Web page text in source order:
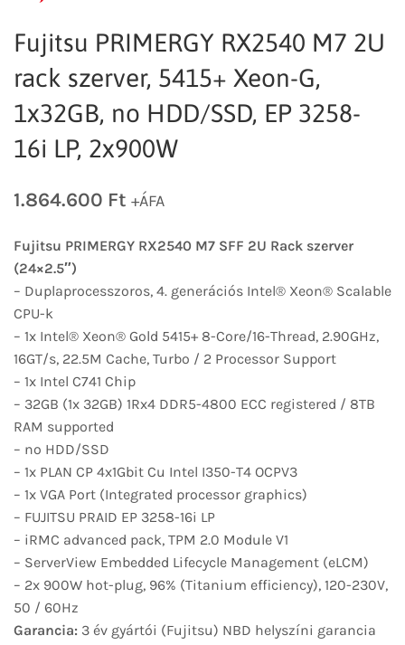
Fujitsu PRIMERGY RX2540 M7 2U
rack szerver, 5415+ Xeon-G,
1x32GB, no HDD/SSD, EP 3258-
16i LP, 2x900W
1.864.600 Ft +ÁFA
Fujitsu PRIMERGY RX2540 M7 SFF 2U Rack szerver
(24×2.5″)
– Duplaprocesszoros, 4. generációs Intel® Xeon® Scalable
CPU-k
– 1x Intel® Xeon® Gold 5415+ 8-Core/16-Thread, 2.90GHz,
16GT/s, 22.5M Cache, Turbo / 2 Processor Support
– 1x Intel C741 Chip
– 32GB (1x 32GB) 1Rx4 DDR5-4800 ECC registered / 8TB
RAM supported
– no HDD/SSD
– 1x PLAN CP 4x1Gbit Cu Intel I350-T4 OCPV3
– 1x VGA Port (Integrated processor graphics)
– FUJITSU PRAID EP 3258-16i LP
– iRMC advanced pack, TPM 2.0 Module V1
– ServerView Embedded Lifecycle Management (eLCM)
– 2x 900W hot-plug, 96% (Titanium efficiency), 120-230V,
50 / 60Hz
Garancia: 3 év gyártói (Fujitsu) NBD helyszíni garancia